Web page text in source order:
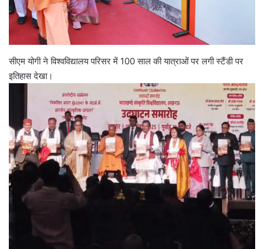
सीएम योगी ने विश्वविद्यालय परिसर में 100 साल की यात्राओं पर लगी स्टैंडी पर
इतिहास देखा।